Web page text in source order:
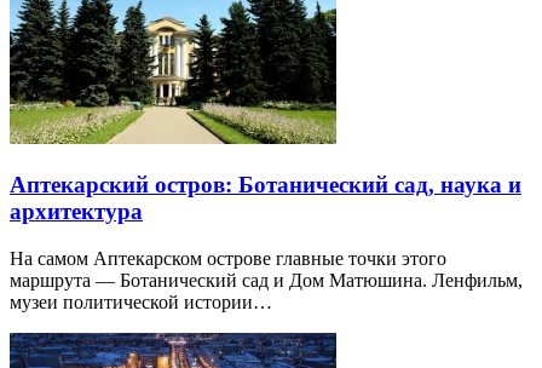
Аптекарский остров: Ботанический сад, наука и
архитектура
На самом Аптекарском острове главные точки этого
маршрута — Ботанический сад и Дом Матюшина. Ленфильм,
музеи политической истории…